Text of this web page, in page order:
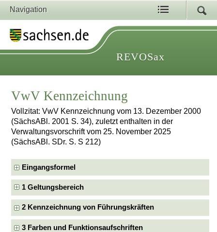
Navigation
REVOSax
VwV Kennzeichnung
Vollzitat: VwV Kennzeichnung vom 13. Dezember 2000
(SächsABl. 2001 S. 34), zuletzt enthalten in der
Verwaltungsvorschrift vom 25. November 2025
(SächsABl. SDr. S. S 212)
Eingangsformel
1 Geltungsbereich
2 Kennzeichnung von Führungskräften
3 Farben und Funktionsaufschriften